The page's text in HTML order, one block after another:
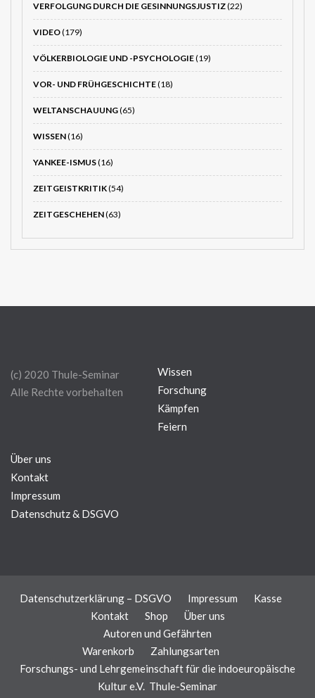
VERFOLGUNG DURCH DIE GESINNUNGSJUSTIZ(22)
VIDEO(179)
VÖLKERBIOLOGIE UND -PSYCHOLOGIE(19)
VOR- UND FRÜHGESCHICHTE(18)
WELTANSCHAUUNG(65)
WISSEN(16)
YANKEE-ISMUS(16)
ZEITGEISTKRITIK(54)
ZEITGESCHEHEN(63)
(c) 2020 Thule-Seminar
Alle Rechte vorbehalten
Wissen
Forschung
Kämpfen
Feiern
Über uns
Kontakt
Impressum
Datenschutz & DSGVO
Datenschutzerklärung – DSGVO Impressum
Kasse
Kontakt
Shop
Über uns
Autoren und Gefährten
Warenkorb
Zahlungsarten
Forschungs- und Lehrgemeinschaft für die indoeuropäische
Kultur e.V. Thule-Seminar